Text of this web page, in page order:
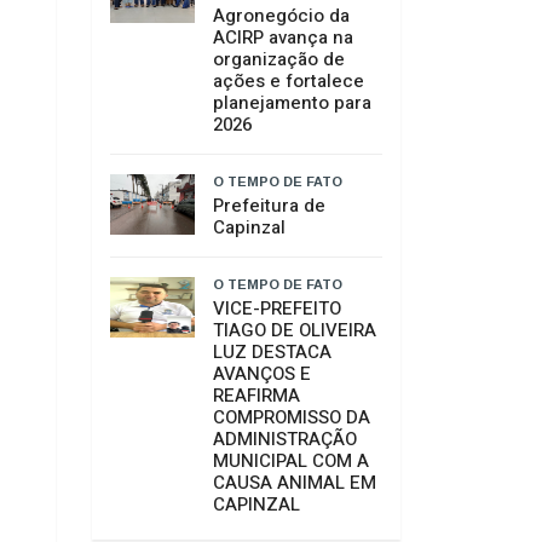
O TEMPO DE FATO
SAMAE e
Secretaria de
Assistência Social
alinham ações do
Plano Técnico
implantação da
nova ETA
Núcleo de
Agronegócio da
ACIRP avança na
organização de
ações e fortalece
planejamento para
2026
O TEMPO DE FATO
Prefeitura de
Capinzal